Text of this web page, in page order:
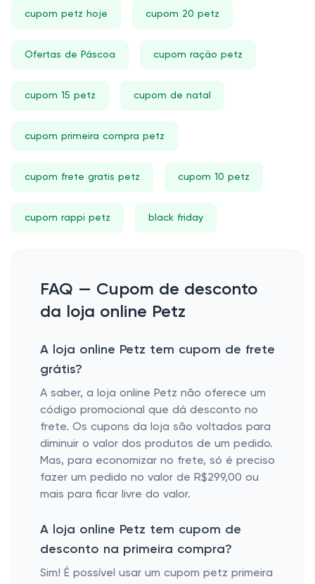
cupom petz hoje cupom 20 petz
Ofertas de Páscoa cupom ração petz
cupom 15 petz cupom de natal
cupom primeira compra petz
cupom frete gratis petz cupom 10 petz
cupom rappi petz black friday
FAQ — Cupom de desconto
da loja online Petz
A loja online Petz tem cupom de frete
grátis?
A saber, a loja online Petz não oferece um
código promocional que dá desconto no
frete. Os cupons da loja são voltados para
diminuir o valor dos produtos de um pedido.
Mas, para economizar no frete, só é preciso
fazer um pedido no valor de R$299,00 ou
mais para ficar livre do valor.
A loja online Petz tem cupom de
desconto na primeira compra?
Sim! É possível usar um cupom petz primeira